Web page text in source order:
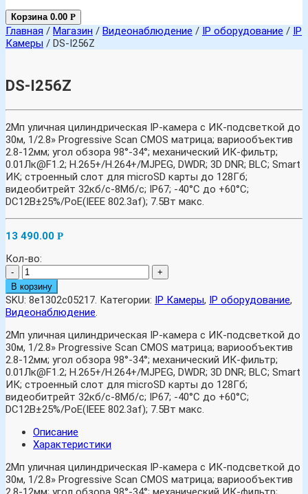
Корзина 0.00 Р
Главная / Магазин / Видеонаблюдение / IP оборудование / IP
Камеры / DS-I256Z
DS-I256Z
2Мп уличная цилиндрическая IP-камера с ИК-подсветкой до
30м, 1/2.8» Progressive Scan CMOS матрица; вариообъектив
2.8-12мм; угол обзора 98°-34°; механический ИК-фильтр;
0.01Лк@F1.2; H.265+/H.264+/MJPEG, DWDR; 3D DNR; BLC; Smart
ИК; строенный слот для microSD карты до 128Гб;
видеобитрейт 32кб/с-8Мб/с; IP67; -40°C до +60°C;
DC12В±25%/PoE(IEEE 802.3af); 7.5Вт макс.
13 490.00 Р
Кол-во:
-
+
В корзину
SKU: 8e1302c05217. Категории: IP Камеры, IP оборудование,
Видеонаблюдение.
2Мп уличная цилиндрическая IP-камера с ИК-подсветкой до
30м, 1/2.8» Progressive Scan CMOS матрица; вариообъектив
2.8-12мм; угол обзора 98°-34°; механический ИК-фильтр;
0.01Лк@F1.2; H.265+/H.264+/MJPEG, DWDR; 3D DNR; BLC; Smart
ИК; строенный слот для microSD карты до 128Гб;
видеобитрейт 32кб/с-8Мб/с; IP67; -40°C до +60°C;
DC12В±25%/PoE(IEEE 802.3af); 7.5Вт макс.
Описание
Характеристики
2Мп уличная цилиндрическая IP-камера с ИК-подсветкой до
30м, 1/2.8» Progressive Scan CMOS матрица; вариообъектив